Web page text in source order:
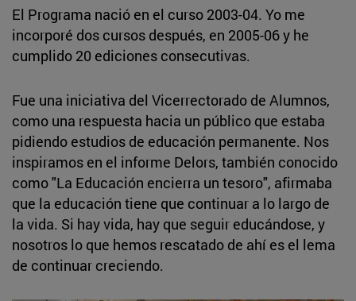
El Programa nació en el curso 2003-04. Yo me
incorporé dos cursos después, en 2005-06 y he
cumplido 20 ediciones consecutivas.
Fue una iniciativa del Vicerrectorado de Alumnos,
como una respuesta hacia un público que estaba
pidiendo estudios de educación permanente. Nos
inspiramos en el informe Delors, también conocido
como "La Educación encierra un tesoro", afirmaba
que la educación tiene que continuar a lo largo de
la vida. Si hay vida, hay que seguir educándose, y
nosotros lo que hemos rescatado de ahí es el lema
de continuar creciendo.